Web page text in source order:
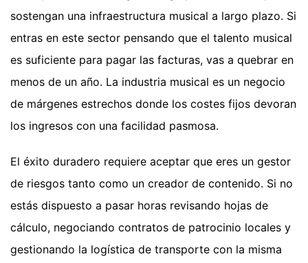
sostengan una infraestructura musical a largo plazo. Si
entras en este sector pensando que el talento musical
es suficiente para pagar las facturas, vas a quebrar en
menos de un año. La industria musical es un negocio
de márgenes estrechos donde los costes fijos devoran
los ingresos con una facilidad pasmosa.
El éxito duradero requiere aceptar que eres un gestor
de riesgos tanto como un creador de contenido. Si no
estás dispuesto a pasar horas revisando hojas de
cálculo, negociando contratos de patrocinio locales y
gestionando la logística de transporte con la misma